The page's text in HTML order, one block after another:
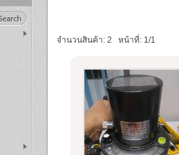
จำนวนสินค้า: 2 หน้าที่: 1/1